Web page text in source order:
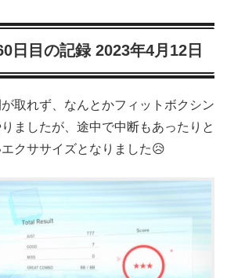
日目の記録 2023年4月12日
取れず、なんとかフィットボクシン
ましたが、途中で中断もあったりと
クササイズとなりました😥